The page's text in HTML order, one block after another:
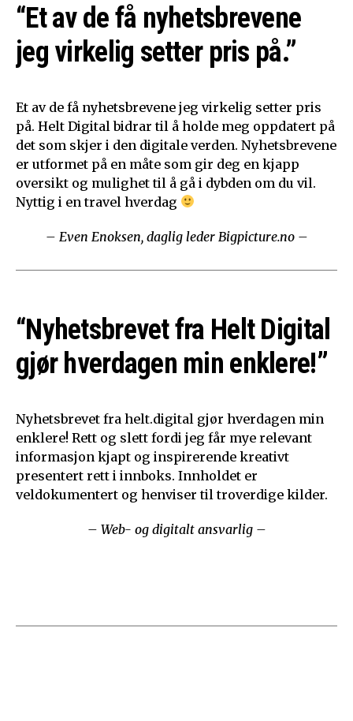
“Et av de få nyhetsbrevene
jeg virkelig setter pris på.”
Et av de få nyhetsbrevene jeg virkelig setter pris
på. Helt Digital bidrar til å holde meg oppdatert på
det som skjer i den digitale verden. Nyhetsbrevene
er utformet på en måte som gir deg en kjapp
oversikt og mulighet til å gå i dybden om du vil.
Nyttig i en travel hverdag
– Even Enoksen, daglig leder Bigpicture.no –
“Nyhetsbrevet fra Helt Digital
gjør hverdagen min enklere!”
Nyhetsbrevet fra helt.digital gjør hverdagen min
enklere! Rett og slett fordi jeg får mye relevant
informasjon kjapt og inspirerende kreativt
presentert rett i innboks. Innholdet er
veldokumentert og henviser til troverdige kilder.
– Web- og digitalt ansvarlig –